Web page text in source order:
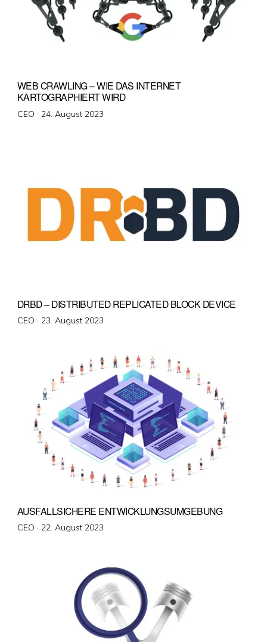
WEB CRAWLING – WIE DAS INTERNET
KARTOGRAPHIERT WIRD
CEO · Veröffentlicht
24. August 2023
DRBD – DISTRIBUTED REPLICATED BLOCK DEVICE
CEO · Veröffentlicht
23. August 2023
AUSFALLSICHERE ENTWICKLUNGSUMGEBUNG
CEO · Veröffentlicht
22. August 2023